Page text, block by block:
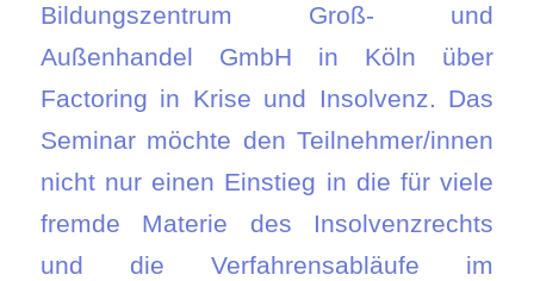
Bildungszentrum Groß- und
Außenhandel GmbH in Köln über
Factoring in Krise und Insolvenz. Das
Seminar möchte den Teilnehmer/innen
nicht nur einen Einstieg in die für viele
fremde Materie des Insolvenzrechts
und die Verfahrensabläufe im